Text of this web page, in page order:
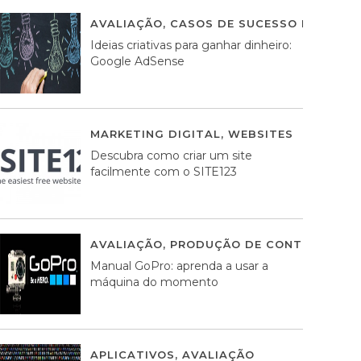
AVALIAÇÃO, CASOS DE SUCESSO DE
Ideias criativas para ganhar dinheiro:
Google AdSense
MARKETING DIGITAL, WEBSITES
Descubra como criar um site
facilmente com o SITE123
AVALIAÇÃO, PRODUÇÃO DE CONTEÚDOS
Manual GoPro: aprenda a usar a
máquina do momento
APLICATIVOS, AVALIAÇÃO